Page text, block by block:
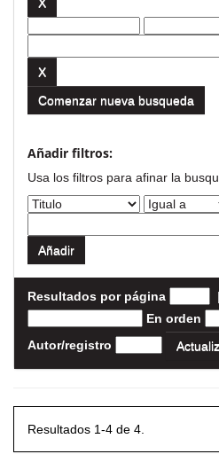
Comenzar nueva busqueda
Añadir filtros:
Usa los filtros para afinar la
Resultados por página
En orden
Autor/registro
Resultados 1-4 de 4.